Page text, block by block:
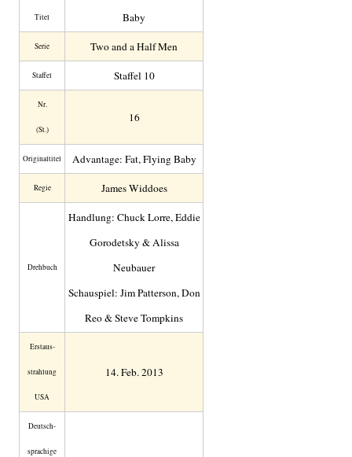
Titel
Baby
Serie Two and a Half Men
Staffel Staffel 10
Nr.
(St.)
16
Original­titel Advantage: Fat, Flying Baby
Regie James Widdoes
Drehbuch
Handlung: Chuck Lorre, Eddie
Gorodetsky & Alissa
Neubauer
Schauspiel: Jim Patterson, Don
Reo & Steve Tompkins
Erstaus­
strahlung
USA
14. Feb. 2013
Deutsch­
sprachige